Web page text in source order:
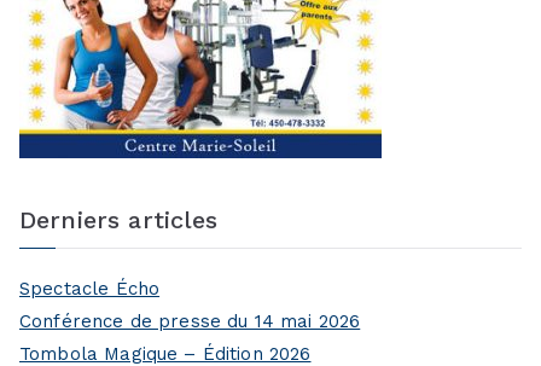
Derniers articles
Spectacle Écho
Conférence de presse du 14 mai 2026
Tombola Magique – Édition 2026